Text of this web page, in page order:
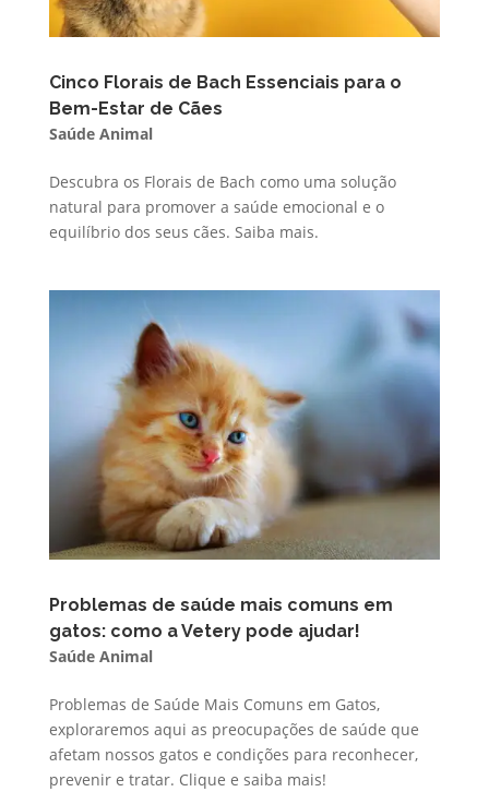
Cinco Florais de Bach Essenciais para o
Bem-Estar de Cães
Saúde Animal
Descubra os Florais de Bach como uma solução
natural para promover a saúde emocional e o
equilíbrio dos seus cães. Saiba mais.
Problemas de saúde mais comuns em
gatos: como a Vetery pode ajudar!
Saúde Animal
Problemas de Saúde Mais Comuns em Gatos,
exploraremos aqui as preocupações de saúde que
afetam nossos gatos e condições para reconhecer,
prevenir e tratar. Clique e saiba mais!